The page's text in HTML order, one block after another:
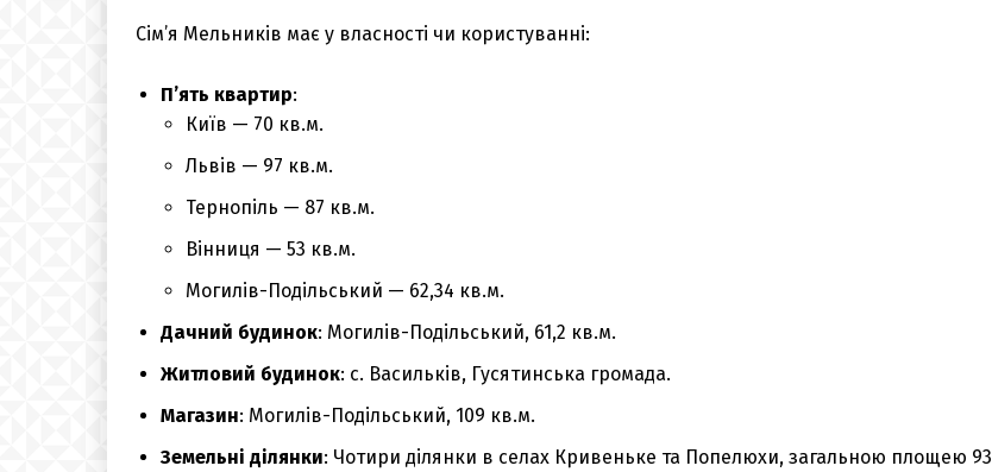
Сім’я Мельників має у власності чи користуванні:
П’ять квартир:
Київ — 70 кв.м.
Львів — 97 кв.м.
Тернопіль — 87 кв.м.
Вінниця — 53 кв.м.
Могилів-Подільський — 62,34 кв.м.
Дачний будинок: Могилів-Подільський, 61,2 кв.м.
Житловий будинок: с. Васильків, Гусятинська громада.
Магазин: Могилів-Подільський, 109 кв.м.
Земельні ділянки: Чотири ділянки в селах Кривеньке та Попелюхи, загальною площею 93